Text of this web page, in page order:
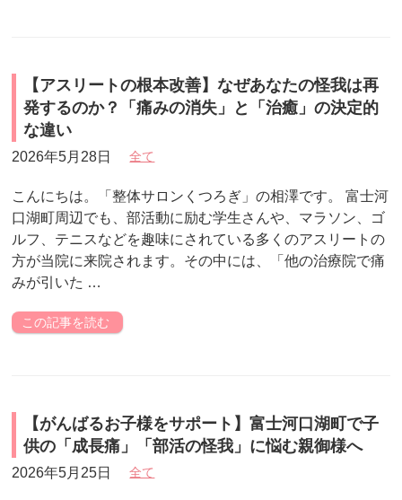
【アスリートの根本改善】なぜあなたの怪我は再
発するのか？「痛みの消失」と「治癒」の決定的
な違い
2026年5月28日 全て
こんにちは。「整体サロンくつろぎ」の相澤です。 富士河
口湖町周辺でも、部活動に励む学生さんや、マラソン、ゴ
ルフ、テニスなどを趣味にされている多くのアスリートの
方が当院に来院されます。その中には、「他の治療院で痛
みが引いた …
この記事を読む
【がんばるお子様をサポート】富士河口湖町で子
供の「成長痛」「部活の怪我」に悩む親御様へ
2026年5月25日 全て